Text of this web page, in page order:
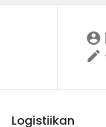
Logistiikan